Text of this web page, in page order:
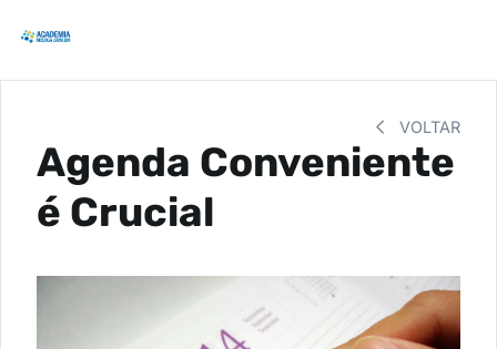
VOLTAR
Agenda Conveniente
é Crucial